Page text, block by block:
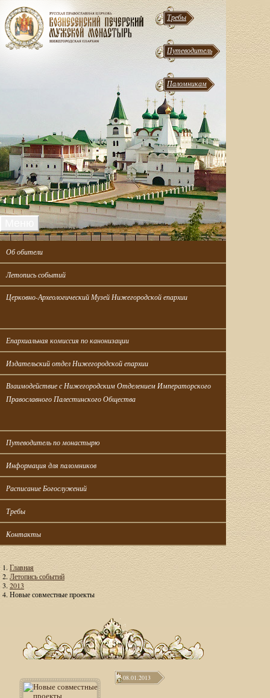
Требы
Путеводитель
Паломникам
Об обители
Летопись событий
Церковно-Археологический Музей Нижегородской епархии
Епархиальная комиссия по канонизации
Издательский отдел Нижегородской епархии
Взаимодействие с Нижегородским Отделением Императорского
Православного Палестинского Общества
Путеводитель по монастырю
Информация для паломников
Расписание Богослужений
Требы
Контакты
Главная
Летопись событий
2013
Новые совместные проекты
08.01.2013